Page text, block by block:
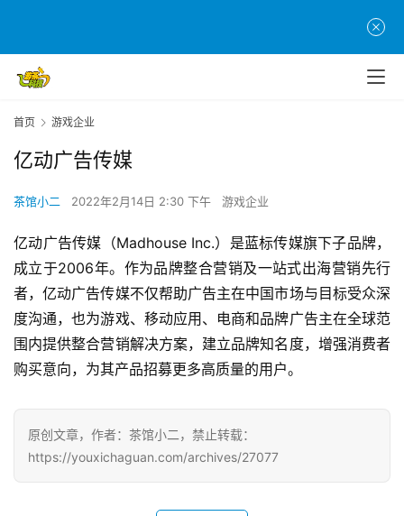
游
原
戏
业
界
手
机
戏
单
机
首页 游戏企业
亿动广告传媒
茶馆小二 2022年2月14日 2:30 下午 游戏企业
亿动广告传媒（Madhouse Inc.）是蓝标传媒旗下子品牌，
成立于2006年。作为品牌整合营销及一站式出海营销先行
者，亿动广告传媒不仅帮助广告主在中国市场与目标受众深
度沟通，也为游戏、移动应用、电商和品牌广告主在全球范
围内提供整合营销解决方案，建立品牌知名度，增强消费者
购买意向，为其产品招募更多高质量的用户。
原创文章，作者：茶馆小二，禁止转载：
https://youxichaguan.com/archives/27077